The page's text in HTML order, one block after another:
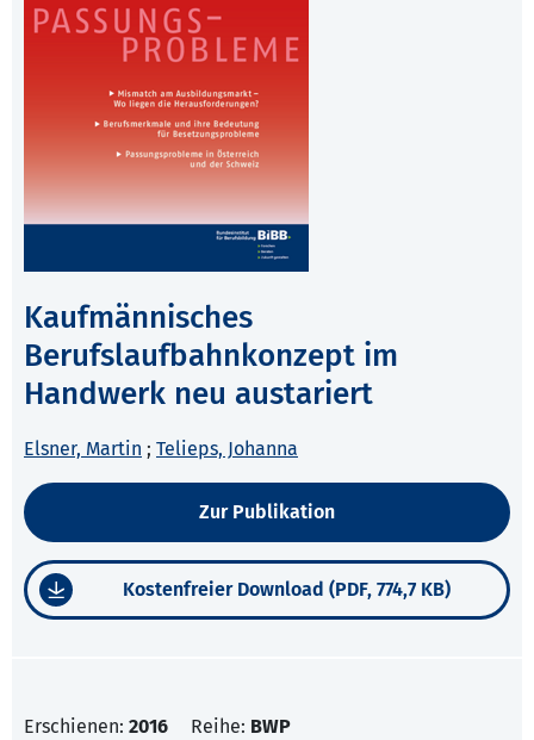
Kaufmännisches
Berufslaufbahnkonzept im
Handwerk neu austariert
Elsner, Martin ; Telieps, Johanna
Zur Publikation
Kostenfreier Download (PDF, 774,7 KB)
Erschienen: 2016 Reihe: BWP